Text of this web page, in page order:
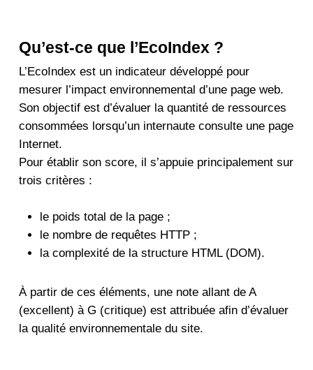
Qu’est-ce que l’EcoIndex ?
L’EcoIndex est un indicateur développé pour
mesurer l’impact environnemental d’une page web.
Son objectif est d’évaluer la quantité de ressources
consommées lorsqu’un internaute consulte une page
Internet.
Pour établir son score, il s’appuie principalement sur
trois critères :
le poids total de la page ;
le nombre de requêtes HTTP ;
la complexité de la structure HTML (DOM).
À partir de ces éléments, une note allant de A
(excellent) à G (critique) est attribuée afin d’évaluer
la qualité environnementale du site.